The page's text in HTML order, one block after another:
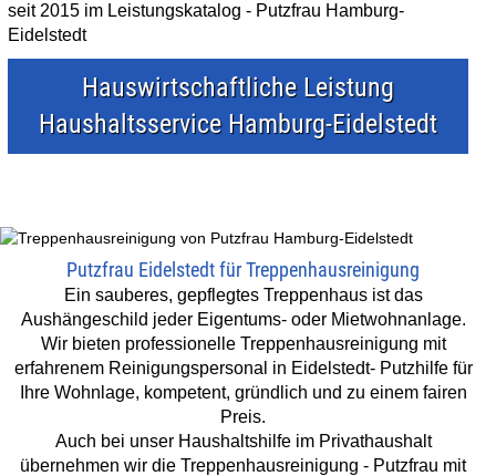
seit 2015 im Leistungskatalog - Putzfrau Hamburg-
Eidelstedt
Hauswirtschaftliche Leistung
Haushaltsservice Hamburg-Eidelstedt
Putzfrau Eidelstedt für Treppenhausreinigung
Ein sauberes, gepflegtes Treppenhaus ist das
Aushängeschild jeder Eigentums- oder Mietwohnanlage.
Wir bieten professionelle Treppenhausreinigung mit
erfahrenem Reinigungspersonal in Eidelstedt- Putzhilfe für
Ihre Wohnlage, kompetent, gründlich und zu einem fairen
Preis.
Auch bei unser Haushaltshilfe im Privathaushalt
übernehmen wir die Treppenhausreinigung - Putzfrau mit